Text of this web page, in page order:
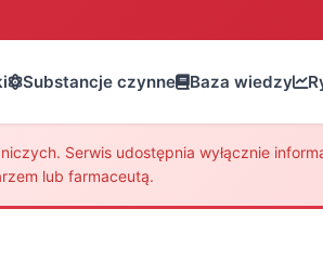
Substancje czynne Baza wiedzy
Serwis udostępnia wyłącznie
lub farmaceutą.